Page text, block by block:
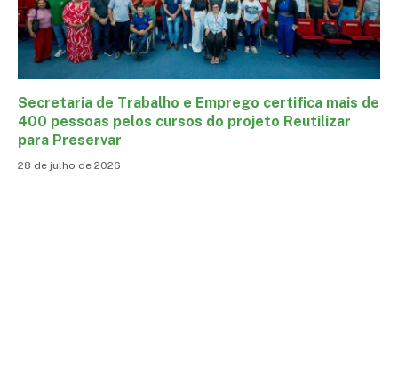
Secretaria de Trabalho e Emprego certifica mais de
400 pessoas pelos cursos do projeto Reutilizar
para Preservar
28 de julho de 2026